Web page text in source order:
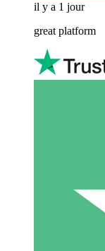
il y a 1 jour
great platform